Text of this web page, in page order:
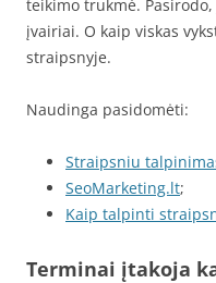
teikimo trukmė.
įvairiai. O kaip viskas
straipsnyje.
Naudinga pasidomėti:
Straipsniu
SeoMarketing.lt;
Kaip talpinti
Terminai įtakoja